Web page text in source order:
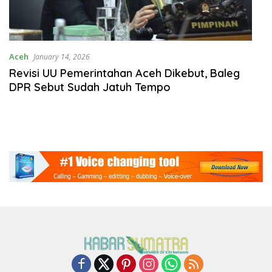
Aceh January 14, 2026
Revisi UU Pemerintahan Aceh Dikebut, Baleg
DPR Sebut Sudah Jatuh Tempo